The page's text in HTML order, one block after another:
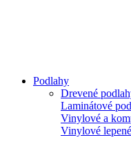
Podlahy
Drevené
Laminátové
Vinylové a
Vinylové